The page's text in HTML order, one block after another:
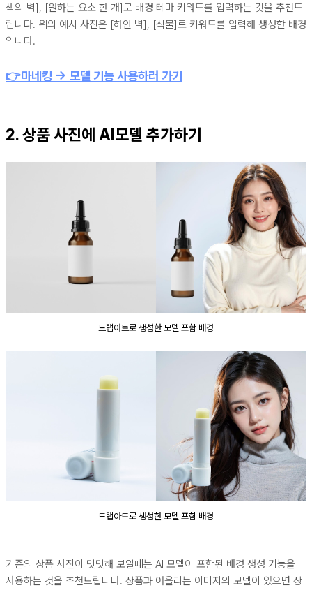
색의 벽], [원하는 요소 한 개]로 배경 테마 키워드를 입력하는 것을 추천드
립니다. 위의 예시 사진은 [하얀 벽], [식물]로 키워드를 입력해 생성한 배경
입니다.
👉마네킹 → 모델 기능 사용하러 가기
2. 상품 사진에 AI모델 추가하기
드랩아트로 생성한 모델 포함 배경
드랩아트로 생성한 모델 포함 배경
기존의 상품 사진이 밋밋해 보일때는 AI 모델이 포함된 배경 생성 기능을
사용하는 것을 추천드립니다. 상품과 어울리는 이미지의 모델이 있으면 상